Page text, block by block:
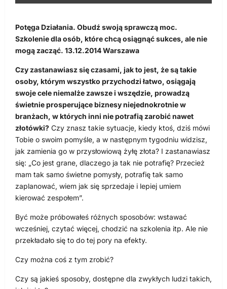
Potęga Działania. Obudź swoją sprawczą moc.
Szkolenie dla osób, które chcą osiągnąć sukces, ale nie
mogą zacząć. 13.12.2014 Warszawa
Czy zastanawiasz się czasami, jak to jest, że są takie
osoby, którym wszystko przychodzi łatwo, osiągają
swoje cele niemalże zawsze i wszędzie, prowadzą
świetnie prosperujące biznesy niejednokrotnie w
branżach, w których inni nie potrafią zarobić nawet
złotówki? Czy znasz takie sytuacje, kiedy ktoś, dziś mówi
Tobie o swoim pomyśle, a w następnym tygodniu widzisz,
jak zamienia go w przysłowiową żyłę złota? I zastanawiasz
się: „Co jest grane, dlaczego ja tak nie potrafię? Przecież
mam tak samo świetne pomysły, potrafię tak samo
zaplanować, wiem jak się sprzedaje i lepiej umiem
kierować zespołem”.
Być może próbowałeś różnych sposobów: wstawać
wcześniej, czytać więcej, chodzić na szkolenia itp. Ale nie
przekładało się to do tej pory na efekty.
Czy można coś z tym zrobić?
Czy są jakieś sposoby, dostępne dla zwykłych ludzi takich,